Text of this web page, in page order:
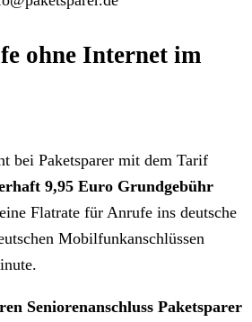
ohne Internet im
bei Paketsparer mit dem Tarif
9,95 Euro Grundgebühr
Flatrate für Anrufe ins deutsche
Mobilfunkanschlüssen
Seniorenanschluss Paketsparer